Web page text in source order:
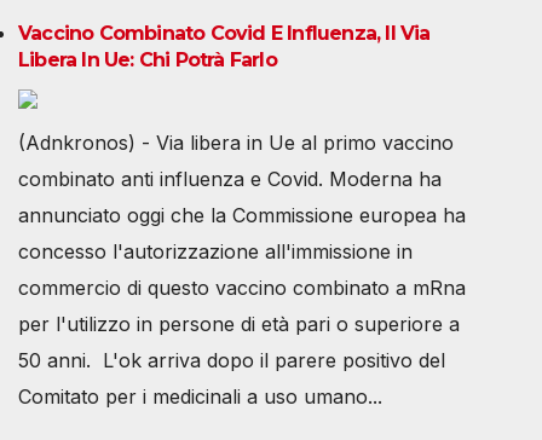
Vaccino Combinato Covid E Influenza, Il Via
Libera In Ue: Chi Potrà Farlo
(Adnkronos) - Via libera in Ue al primo vaccino
combinato anti influenza e Covid. Moderna ha
annunciato oggi che la Commissione europea ha
concesso l'autorizzazione all'immissione in
commercio di questo vaccino combinato a mRna
per l'utilizzo in persone di età pari o superiore a
50 anni. L'ok arriva dopo il parere positivo del
Comitato per i medicinali a uso umano...